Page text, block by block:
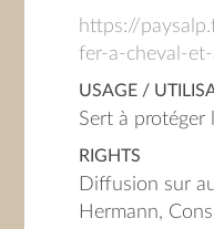
https://
fer-a-cheval-
USAGE /
Sert à protéger
RIGHTS
Diffusion sur
Hermann,